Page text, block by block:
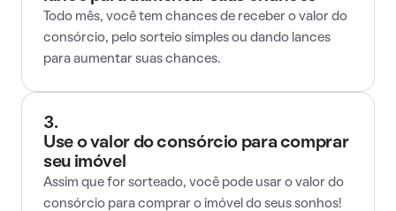
Todo mês, você tem chances de receber o valor do
consórcio, pelo sorteio simples ou dando lances
para aumentar suas chances.
3.
Use o valor do consórcio para comprar
seu imóvel
Assim que for sorteado, você pode usar o valor do
consórcio para comprar o imóvel do seus sonhos!